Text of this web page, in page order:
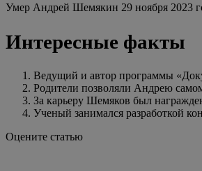
Умер Андрей Шемякин 29 ноября 2023
Интересные факты
Ведущий и автор программы
Родители позволяли Андрею
За карьеру Шемяков был
Ученый занимался разработкой
Оцените статью